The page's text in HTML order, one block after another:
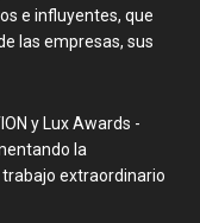
e influyentes, que
las empresas, sus
y Lux Awards -
la
extraordinario